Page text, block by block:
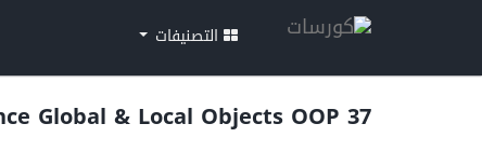
التصنيفات
37 Kotlin Advance Global & Local Objects OOP